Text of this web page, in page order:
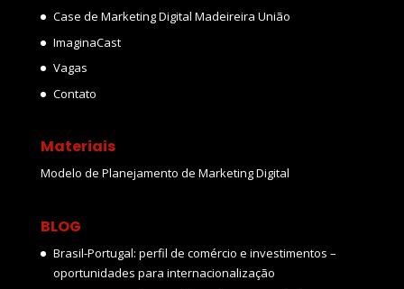
Case de Marketing Digital Madeireira União
ImaginaCast
Vagas
Contato
Materiais
Modelo de Planejamento de Marketing Digital
BLOG
Brasil-Portugal: perfil de comércio e investimentos –
oportunidades para internacionalização